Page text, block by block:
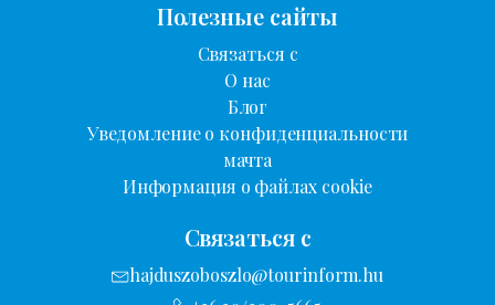
Полезные сайты
Связаться с
О нас
Блог
Уведомление о конфиденциальности
мачта
Информация о файлах cookie
Связаться с
hajduszoboszlo@tourinform.hu